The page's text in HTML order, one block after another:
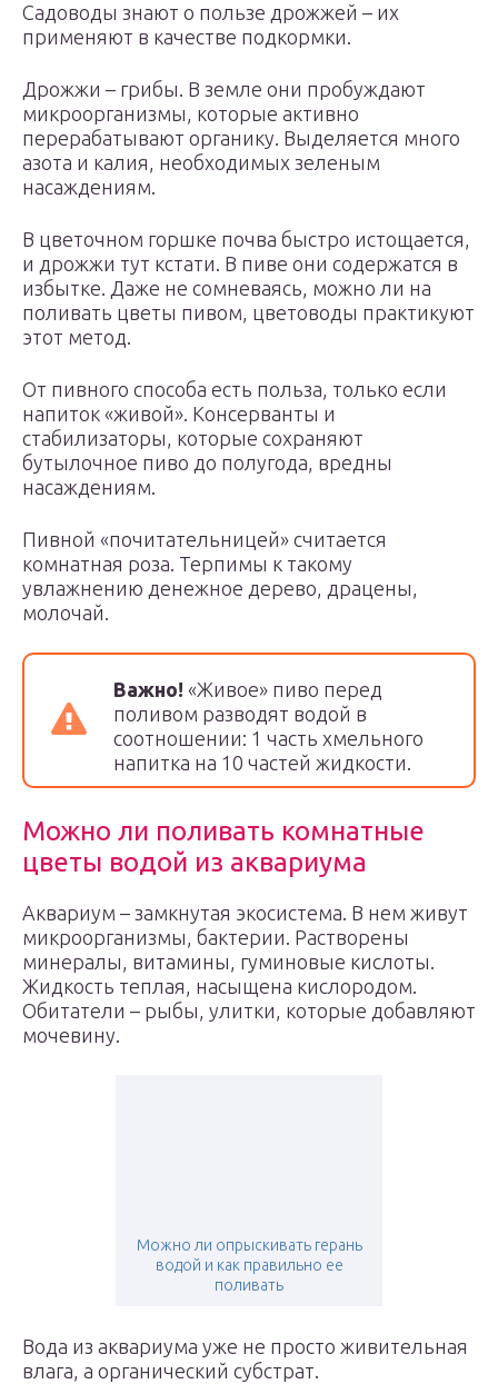
Садоводы знают о пользе дрожжей – их
применяют в качестве подкормки.
Дрожжи – грибы. В земле они пробуждают
микроорганизмы, которые активно
перерабатывают органику. Выделяется много
азота и калия, необходимых зеленым
насаждениям.
В цветочном горшке почва быстро истощается,
и дрожжи тут кстати. В пиве они содержатся в
избытке. Даже не сомневаясь, можно ли на
поливать цветы пивом, цветоводы практикуют
этот метод.
От пивного способа есть польза, только если
напиток «живой». Консерванты и
стабилизаторы, которые сохраняют
бутылочное пиво до полугода, вредны
насаждениям.
Пивной «почитательницей» считается
комнатная роза. Терпимы к такому
увлажнению денежное дерево, драцены,
молочай.
Важно! «Живое» пиво перед
поливом разводят водой в
соотношении: 1 часть хмельного
напитка на 10 частей жидкости.
Можно ли поливать комнатные
цветы водой из аквариума
Аквариум – замкнутая экосистема. В нем живут
микроорганизмы, бактерии. Растворены
минералы, витамины, гуминовые кислоты.
Жидкость теплая, насыщена кислородом.
Обитатели – рыбы, улитки, которые добавляют
мочевину.
Можно ли опрыскивать герань
водой и как правильно ее
поливать
Вода из аквариума уже не просто живительная
влага, а органический субстрат.